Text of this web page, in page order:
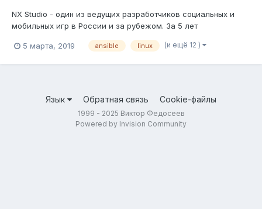
NX Studio - один из ведущих разработчиков социальных и
мобильных игр в России и за рубежом. За 5 лет
проектов в различных социальных сетях (в том числе
5 марта, 2019 ansible linux (и ещё 12 )
Язык Обратная связь Cookie-файлы
1999 - 2025 Виктор Федосеев
Powered by Invision Community